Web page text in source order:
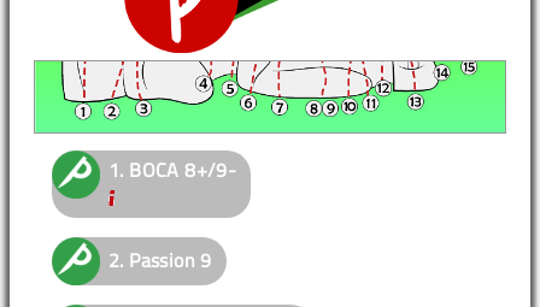
1. BOCA 8+/9-
2. Passion 9